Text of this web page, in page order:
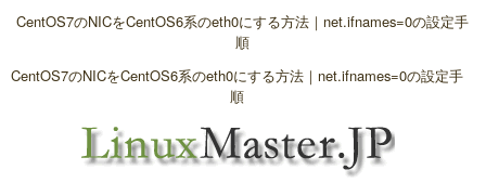
CentOS7のNICをCentOS6系のeth0にする方法｜net.ifnames=0の設定手
順
CentOS7のNICをCentOS6系のeth0にする方法｜net.ifnames=0の設定手
順